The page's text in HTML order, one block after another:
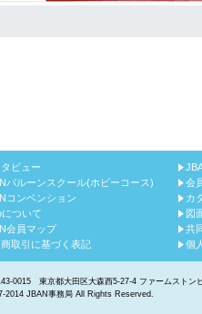
ビュー
バルーンスクール(ホビーコース)
コンベンション
について
会員マップ
取引に基づく表記
会
カ
図
共
個
0015 東京都大田区大森西5-27-4 ファームストン
2014 JBAN事務局 All Rights Reserved.